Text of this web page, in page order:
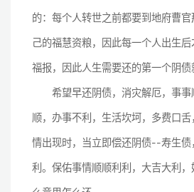
的：每个人转世之前都要到地府曹
己的福慧资粮，因此每一个人出生
福报，因此人生需要还的第一个阴债
希望早还阴债，消灾解厄，事事
顺，办事不利，生活坎坷，多费口
情出现时，当立即偿还阴债--寿生债
利。保佑事情顺顺利利，大吉大利